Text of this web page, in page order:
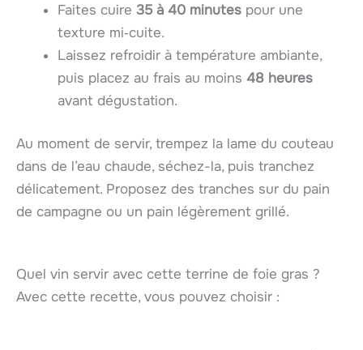
Faites cuire 35 à 40 minutes pour une
texture mi‑cuite.
Laissez refroidir à température ambiante,
puis placez au frais au moins 48 heures
avant dégustation.
Au moment de servir, trempez la lame du couteau
dans de l’eau chaude, séchez-la, puis tranchez
délicatement. Proposez des tranches sur du pain
de campagne ou un pain légèrement grillé.
Quel vin servir avec cette terrine de foie gras ?
Avec cette recette, vous pouvez choisir :